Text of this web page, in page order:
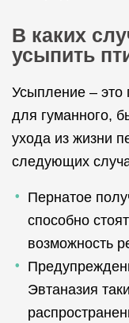
В каких
усыпить
Усыпление – это
для гуманного,
ухода из жизни
следующих
Пернатое
способно
возможность
Эвтаназия